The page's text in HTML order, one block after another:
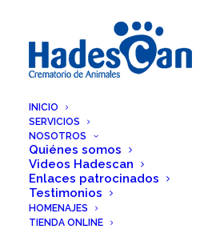
INICIO
SERVICIOS
NOSOTROS
Quiénes somos
Videos Hadescan
Enlaces patrocinados
Testimonios
HOMENAJES
TIENDA ONLINE